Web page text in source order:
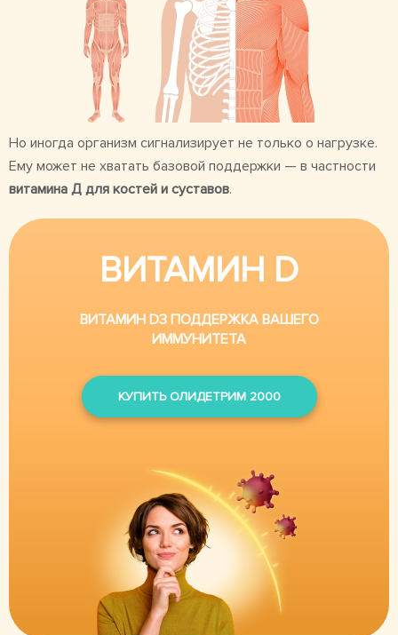
Но иногда организм сигнализирует не только о нагрузке.
Ему может не хватать базовой поддержки — в частности
витамина Д для костей и суставов.
ВИТАМИН D
ВИТАМИН D3 ПОДДЕРЖКА ВАШЕГО
ИММУНИТЕТА
КУПИТЬ ОЛИДЕТРИМ 2000